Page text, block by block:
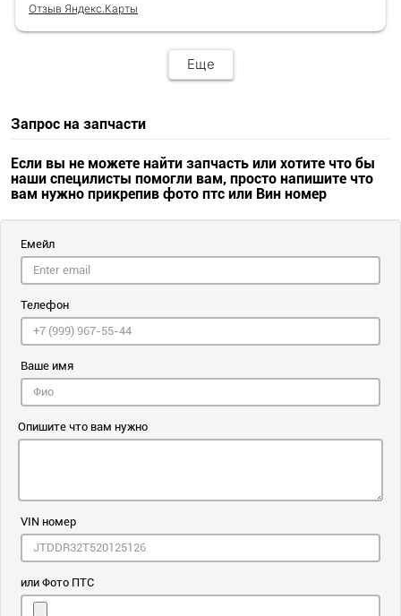
Отзыв Яндекс.Карты
Еще
Запрос на запчасти
Если вы не можете найти запчасть или хотите что бы
наши специлисты помогли вам, просто напишите что
вам нужно прикрепив фото птс или Вин номер
Емейл
Телефон
Ваше имя
Опишите что вам нужно
VIN номер
или Фото ПТС